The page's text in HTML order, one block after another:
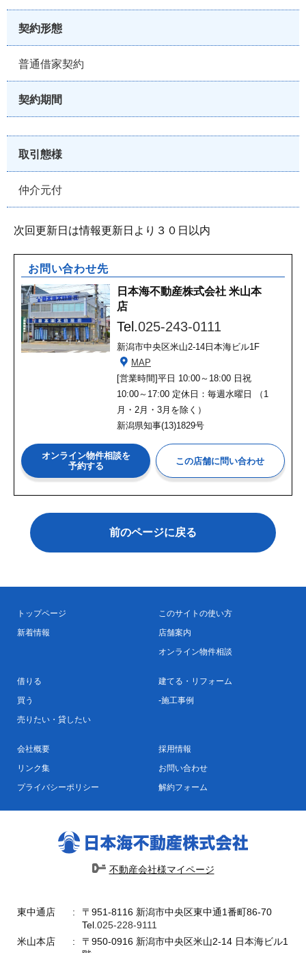
契約形態
普通借家契約
契約期間
取引態様
仲介元付
次回更新日は情報更新日より３０日以内
お問い合わせ先
日本海不動産株式会社 米山本
店
Tel.025-243-0111
新潟市中央区米山2-14日本海ビル1F
MAP
[営業時間]平日 10:00～18:00 日祝
10:00～17:00 定休日：毎週水曜日 （1
月・2月・3月を除く）
新潟県知事(13)1829号
オンライン物件相談を
予約する
前のページに戻る
トップページ
新着情報
このサイトの使い方
店舗案内
オンライン物件相談
借りる
買う
売りたい・貸したい
建てる・リフォーム
施工事例
会社概要
リンク集
プライバシーポリシー
採用情報
お問い合わせ
解約フォーム
不動産会社様マイページ
東中通店
〒951-8116 新潟市中央区東中通1番町86-70
Tel.025-228-9111
米山本店
〒950-0916 新潟市中央区米山2-14 日本海ビル1